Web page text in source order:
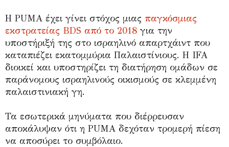
Η PUMA έχει γίνει στόχος μιας παγκόσμιας
εκστρατείας BDS από το 2018 για την
υποστήριξή της στο ισραηλινό απαρτχάιντ που
καταπιέζει εκατομμύρια Παλαιστίνιους. Η IFA
διοικεί και υποστηρίζει τη διατήρηση ομάδων σε
παράνομους ισραηλινούς οικισμούς σε κλεμμένη
παλαιστινιακή γη.
Τα εσωτερικά μηνύματα που διέρρευσαν
αποκάλυψαν ότι η PUMA δεχόταν τρομερή πίεση
να αποσύρει το συμβόλαιο.